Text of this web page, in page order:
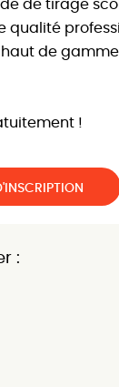
de tirage
qualité
haut de
!
: